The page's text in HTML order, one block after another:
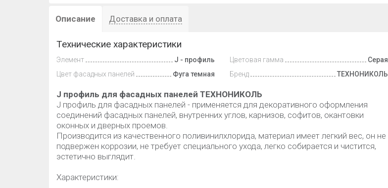
Описание Доставка и оплата
Технические характеристики
Элемент
J - профиль
Цвет фасадных панелей
Фуга темная
Цветовая гамма
Серая
Бренд
ТЕХНОНИКОЛЬ
J профиль для фасадных панелей ТЕХНОНИКОЛЬ
J профиль для фасадных панелей - применяется для декоративного оформления
соединений фасадных панелей, внутренних углов, карнизов, софитов, окантовки
оконных и дверных проемов.
Производится из качественного поливинилхлорида, материал имеет легкий вес, он не
подвержен коррозии, не требует специального ухода, легко собирается и чистится,
эстетично выглядит.
Характеристики: